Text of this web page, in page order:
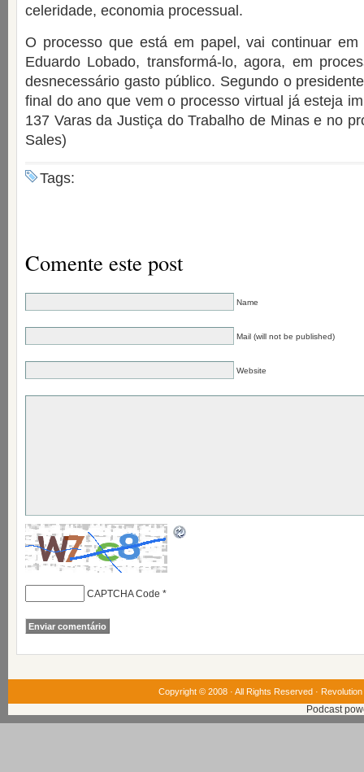
celeridade, economia processual.
O processo que está em papel, vai continuar em
Eduardo Lobado, transformá-lo, agora, em
desnecessário gasto público. Segundo o
final do ano que vem o processo virtual já esteja
137 Varas da Justiça do Trabalho de Minas e no
Sales)
Tags:
Comente este post
Name
Mail (will not be published)
Website
CAPTCHA Code *
Copyright © 2008 · All Rights Reserved ·
Podcast